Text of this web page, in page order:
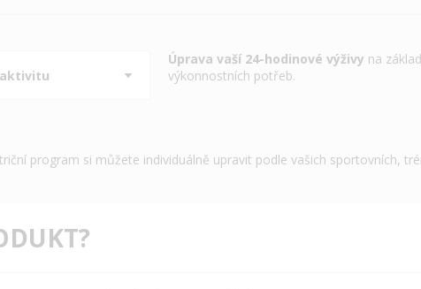
Úprava vaší 24-hodinové výživy na
výkonnostních potřeb.
program si můžete individuálně upravit podle vašich sportovních,